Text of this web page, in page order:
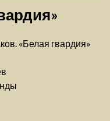
«Белая гвардия»